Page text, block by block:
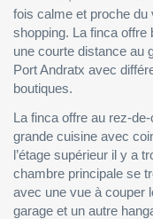
fois calme et proche
shopping. La finca offre
une courte distance au
Port Andratx avec
boutiques.
La finca offre au rez-
grande cuisine avec
l’étage supérieur il y a
chambre principale se
avec une vue à couper
garage et un autre